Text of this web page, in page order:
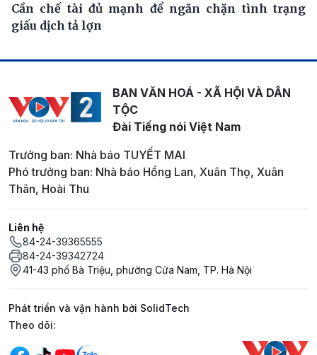
Cần chế tài đủ mạnh để ngăn chặn tình trạng
giấu dịch tả lợn
BAN VĂN HOÁ - XÃ HỘI VÀ DÂN
TỘC
Đài Tiếng nói Việt Nam
Trưởng ban: Nhà báo TUYẾT MAI
Phó trưởng ban: Nhà báo Hồng Lan, Xuân Thọ, Xuân
Thân, Hoài Thu
Liên hệ
84-24-39365555
84-24-39342724
41-43 phố Bà Triệu, phường Cửa Nam, TP. Hà Nội
Phát triển và vận hành bởi SolidTech
Mạng xã hội
Theo dõi: